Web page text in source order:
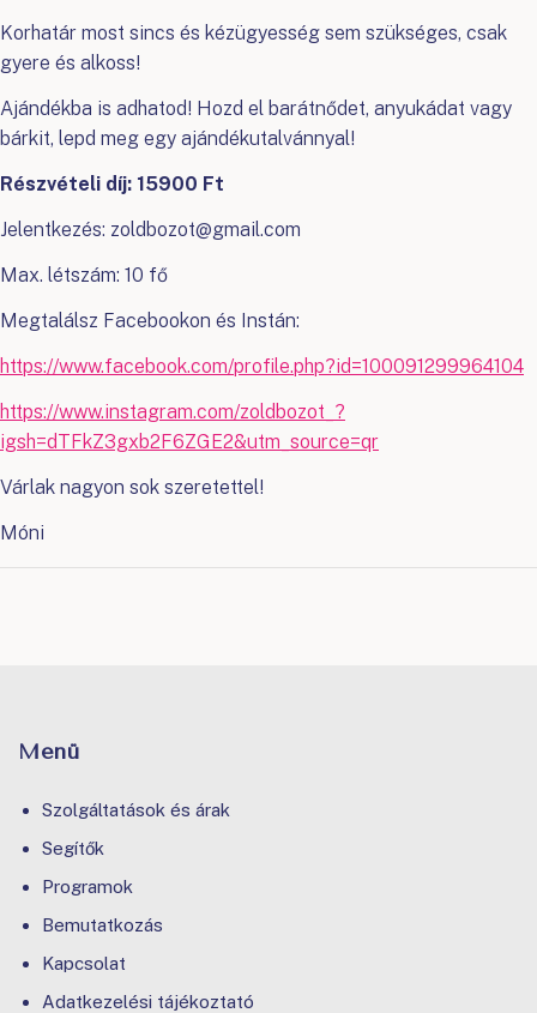
Korhatár most sincs és kézügyesség sem szükséges, csak
gyere és alkoss!
Ajándékba is adhatod! Hozd el barátnődet, anyukádat vagy
bárkit, lepd meg egy ajándékutalvánnyal!
Részvételi díj: 15900 Ft
Jelentkezés: zoldbozot@gmail.com
Max. létszám: 10 fő
Megtalálsz Facebookon és Instán:
https://www.facebook.com/profile.php?id=100091299964104
https://www.instagram.com/zoldbozot_?
igsh=dTFkZ3gxb2F6ZGE2&utm_source=qr
Várlak nagyon sok szeretettel!
Móni
Menü
Szolgáltatások és árak
Segítők
Programok
Bemutatkozás
Kapcsolat
Adatkezelési tájékoztató